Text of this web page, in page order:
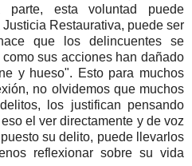
parte, esta voluntad puede
Restaurativa, puede ser
que los delincuentes se
sus acciones han dañado
y hueso". Esto para muchos
no olvidemos que muchos
los justifican pensando
el ver directamente y de voz
su delito, puede llevarlos
reflexionar sobre su vida